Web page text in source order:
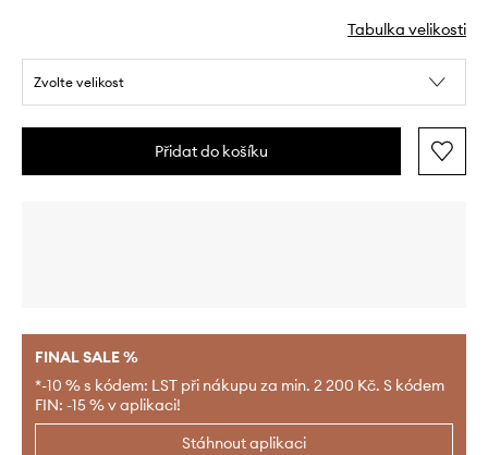
Tabulka velikosti
Zvolte velikost
Přidat do košíku
FINAL SALE %
*-10 % s kódem: LST při nákupu za min. 2 200 Kč. S kódem
FIN: -15 % v aplikaci!
Stáhnout aplikaci